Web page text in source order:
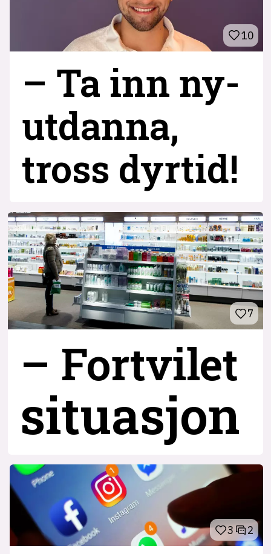
10
– Ta inn ny­
utdanna,
tross dyrtid!
7
– Fortvilet
situasjon
3 2